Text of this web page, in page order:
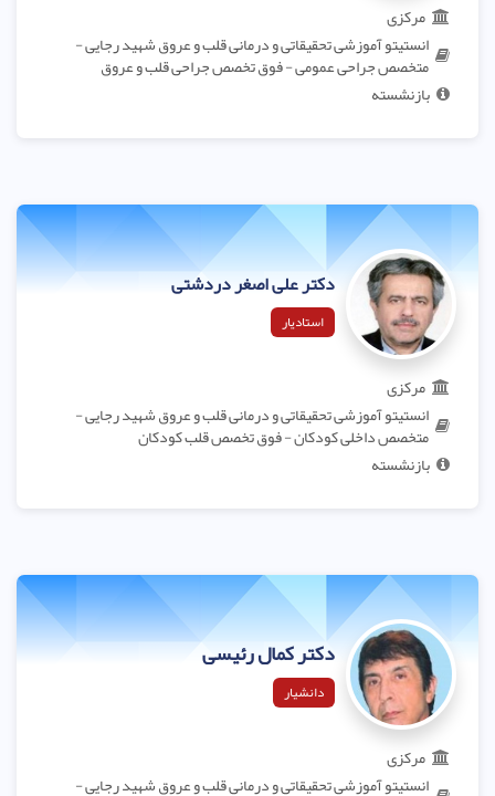
مرکزی
انستیتو آموزشی تحقیقاتی و درمانی قلب و عروق شهید رجایی -
متخصص جراحی عمومی - فوق تخصص جراحی قلب و عروق
بازنشسته
دکتر علی اصغر دردشتی
استادیار
مرکزی
انستیتو آموزشی تحقیقاتی و درمانی قلب و عروق شهید رجایی -
متخصص داخلی کودکان - فوق تخصص قلب کودکان
بازنشسته
دکتر کمال رئیسی
دانشیار
مرکزی
انستیتو آموزشی تحقیقاتی و درمانی قلب و عروق شهید رجایی -